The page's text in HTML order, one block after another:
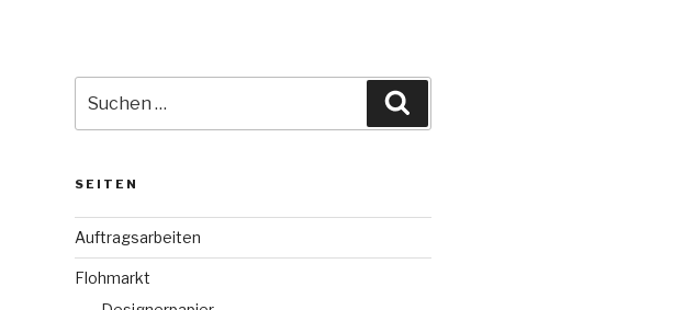
nach:
SEITEN
Auftragsarbeiten
Flohmarkt